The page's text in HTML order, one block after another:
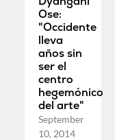
Ose:
"Occidente
lleva
años sin
ser el
centro
hegemónico
del arte"
September
10, 2014